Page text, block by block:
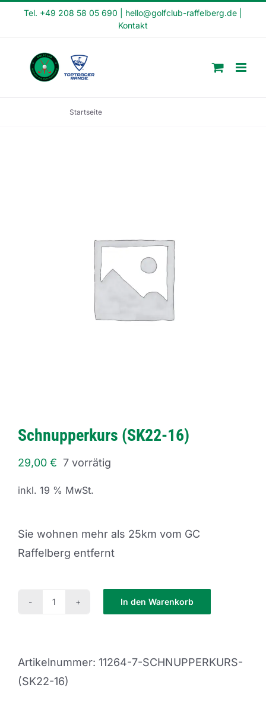
Tel. +49 208 58 05 690 hello@golfclub-raffelberg.de
Kontakt
Startseite
Schnupperkurs (SK22-16)
29,00 € 7 vorrätig
inkl. 19 % MwSt.
Sie wohnen mehr als 25km vom GC
Raffelberg entfernt
Schnupperkurs
Menge
In den Warenkorb
Artikelnummer: 11264-7-SCHNUPPERKURS-
(SK22-16)